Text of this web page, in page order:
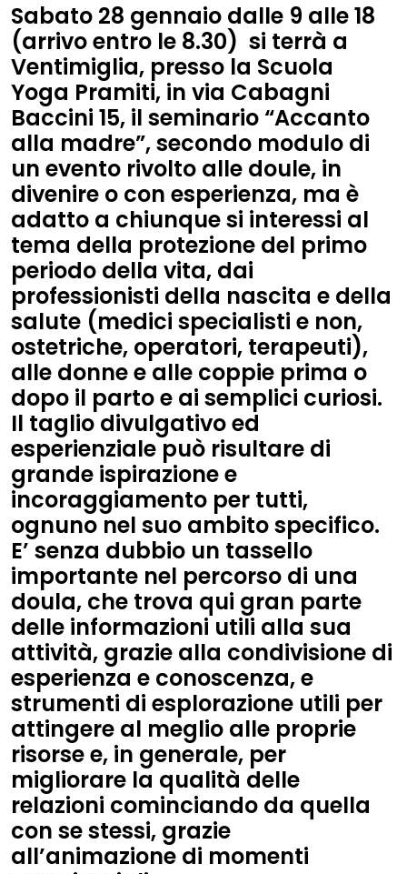
Sabato 28 gennaio dalle 9 alle 18
(arrivo entro le 8.30) si terrà a
Ventimiglia, presso la Scuola
Yoga Pramiti, in via Cabagni
Baccini 15, il seminario “Accanto
alla madre”, secondo modulo di
un evento rivolto alle doule, in
divenire o con esperienza, ma è
adatto a chiunque si interessi al
tema della protezione del primo
periodo della vita, dai
professionisti della nascita e della
salute (medici specialisti e non,
ostetriche, operatori, terapeuti),
alle donne e alle coppie prima o
dopo il parto e ai semplici curiosi.
Il taglio divulgativo ed
esperienziale può risultare di
grande ispirazione e
incoraggiamento per tutti,
ognuno nel suo ambito specifico.
E’ senza dubbio un tassello
importante nel percorso di una
doula, che trova qui gran parte
delle informazioni utili alla sua
attività, grazie alla condivisione di
esperienza e conoscenza, e
strumenti di esplorazione utili per
attingere al meglio alle proprie
risorse e, in generale, per
migliorare la qualità delle
relazioni cominciando da quella
con se stessi, grazie
all’animazione di momenti